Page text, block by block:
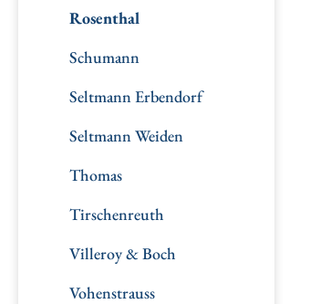
Rosenthal
Schumann
Seltmann Erbendorf
Seltmann Weiden
Thomas
Tirschenreuth
Villeroy & Boch
Vohenstrauss